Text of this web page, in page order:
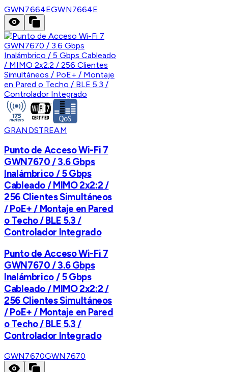
GWN7664EGWN7664E
GRANDSTREAM
Punto de Acceso Wi-Fi 7
GWN7670 / 3.6 Gbps
Inalámbrico / 5 Gbps
Cableado / MIMO 2x2:2 /
256 Clientes Simultáneos
/ PoE+ / Montaje en Pared
o Techo / BLE 5.3 /
Controlador Integrado
Punto de Acceso Wi-Fi 7
GWN7670 / 3.6 Gbps
Inalámbrico / 5 Gbps
Cableado / MIMO 2x2:2 /
256 Clientes Simultáneos
/ PoE+ / Montaje en Pared
o Techo / BLE 5.3 /
Controlador Integrado
GWN7670GWN7670